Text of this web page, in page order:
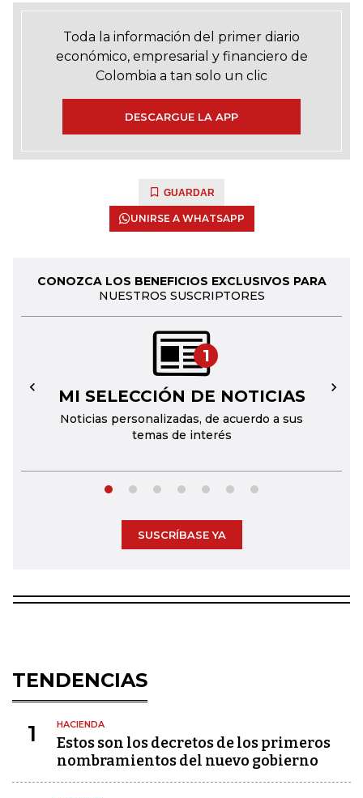
Toda la información del primer diario
económico, empresarial y financiero de
Colombia a tan solo un clic
DESCARGUE LA APP
GUARDAR
UNIRSE A WHATSAPP
CONOZCA LOS BENEFICIOS EXCLUSIVOS PARA
NUESTROS SUSCRIPTORES
1
MI SELECCIÓN DE NOTICIAS
Noticias personalizadas, de acuerdo a sus
temas de interés
← →
SUSCRÍBASE YA
TENDENCIAS
1 HACIENDA
Estos son los decretos de los primeros
nombramientos del nuevo gobierno